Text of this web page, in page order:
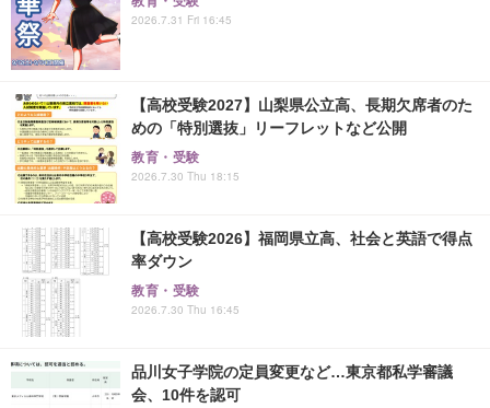
2026.7.31 Fri 16:45
【高校受験2027】山梨県公立高、長期欠席者のた
めの「特別選抜」リーフレットなど公開
教育・受験
2026.7.30 Thu 18:15
【高校受験2026】福岡県立高、社会と英語で得点
率ダウン
教育・受験
2026.7.30 Thu 16:45
品川女子学院の定員変更など…東京都私学審議
会、10件を認可